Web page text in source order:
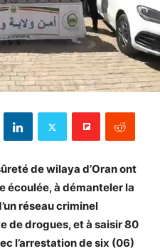
de wilaya d’Oran ont
écoulée, à démanteler la
réseau criminel
de drogues, et à saisir 80
l’arrestation de six (06)